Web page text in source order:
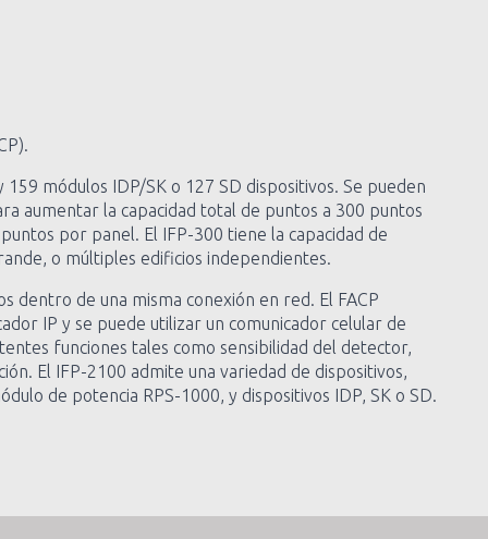
módulos IDP/SK o 127 SD dispositivos. Se pueden
aumentar la capacidad total de puntos a 300 puntos
por panel. El IFP-300 tiene la capacidad de
o múltiples edificios independientes.
dentro de una misma conexión en red. El FACP
IP y se puede utilizar un comunicador celular de
funciones tales como sensibilidad del detector,
El IFP-2100 admite una variedad de dispositivos,
de potencia RPS-1000, y dispositivos IDP, SK o SD.